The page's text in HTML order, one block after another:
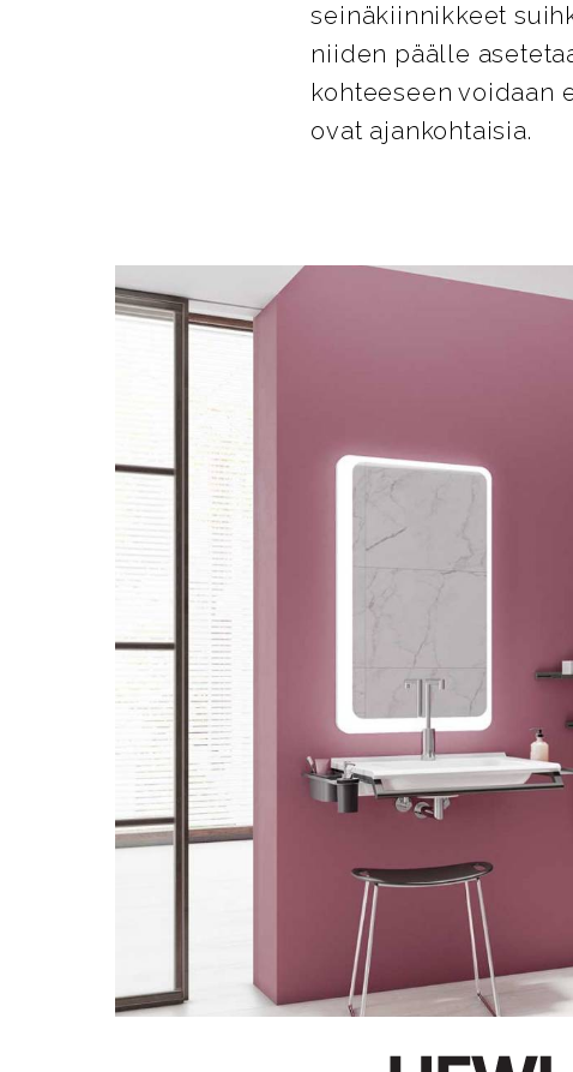
seinäkiinnikkeet
niiden päälle
kohteeseen voidaan
ovat ajankohtaisia.